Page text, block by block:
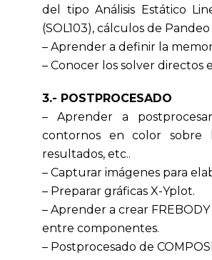
del tipo Análisis Estático
(SOL103), cálculos de Pandeo
– Aprender a definir la
– Conocer los solver directos
3.- POSTPROCESADO
– Aprender a
contornos en color sobre
resultados, etc..
– Capturar imágenes para
– Preparar gráficas X-Yplot.
– Aprender a crear
entre componentes.
– Postprocesado de